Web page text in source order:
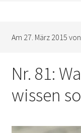
Am 27. März 2015 von
Nr. 81:
wissen